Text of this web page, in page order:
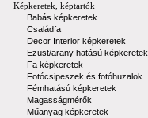
Képkeretek, képtartók
Babás képkeretek
Családfa
Decor Interior képkeretek
Ezüst/arany hatású képkeretek
Fa képkeretek
Fotócsipeszek és fotóhuzalok
Fémhatású képkeretek
Magasságmérők
Műanyag képkeretek